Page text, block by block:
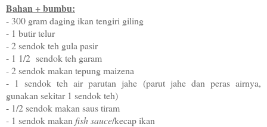
Bahan + bumbu:
- 300 gram daging ikan tengiri giling
- 1 butir telur
- 2 sendok teh gula pasir
- 1 1/2 sendok teh garam
- 2 sendok makan tepung maizena
- 1 sendok teh air parutan jahe (parut jahe dan peras airnya,
gunakan sekitar 1 sendok teh)
- 1/2 sendok makan saus tiram
- 1 sendok makan fish sauce/kecap ikan